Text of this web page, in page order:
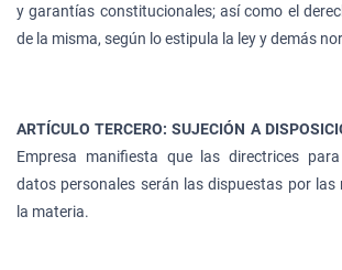
y garantías constitucionales; así como el
de la misma, según lo estipula la ley y demás
ARTÍCULO TERCERO: SUJECIÓN A
Empresa manifiesta que las directrices
datos personales serán las dispuestas por las
la materia.